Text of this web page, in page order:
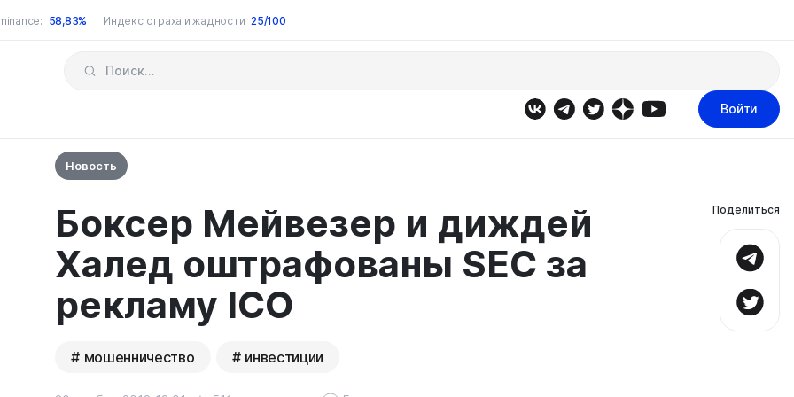
58,83% Индекс страха и жадности 25/100
Войти
Новость
Боксер Мейвезер и диждей
Халед оштрафованы SEC за
рекламу ICO
мошенничество инвестиции
Поделиться